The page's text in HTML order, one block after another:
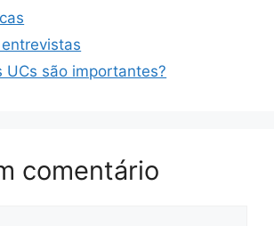
UCs são importantes?
comentário